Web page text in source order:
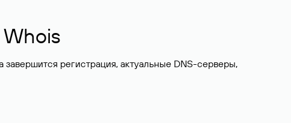
регистрация, актуальные DNS-серверы,